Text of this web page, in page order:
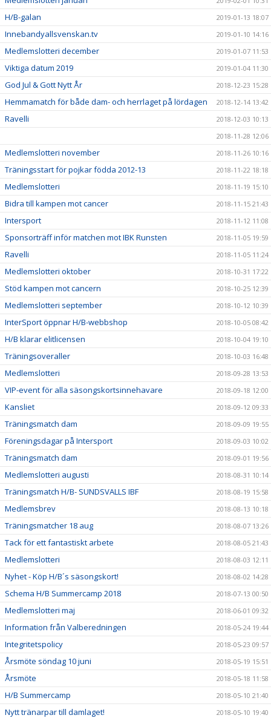
H/B-galan 2019-01-13 18:07
Innebandyallsvenskan.tv 2019-01-10 14:16
Medlemslotteri december 2019-01-07 11:53
Viktiga datum 2019 2019-01-04 11:30
God Jul & Gott Nytt År 2018-12-23 15:28
Hemmamatch för både dam- och herrlaget på lördagen 2018-12-14 13:42
Ravelli
2018-12-03 10:13
2018-11-28 12:06
Medlemslotteri november 2018-11-26 10:16
Träningsstart för pojkar födda 2012-13 2018-11-22 18:18
Medlemslotteri 2018-11-19 15:10
Bidra till kampen mot cancer 2018-11-15 21:43
Intersport 2018-11-12 11:08
Sponsorträff inför matchen mot IBK Runsten 2018-11-05 19:59
Ravelli 2018-11-05 11:24
Medlemslotteri oktober 2018-10-31 17:22
Stöd kampen mot cancern 2018-10-25 12:39
Medlemslotteri september 2018-10-12 10:39
InterSport öppnar H/B-webbshop 2018-10-05 08:42
H/B klarar elitlicensen 2018-10-04 19:10
Träningsoveraller 2018-10-03 16:48
Medlemslotteri 2018-09-28 13:53
VIP-event för alla säsongskortsinnehavare 2018-09-18 12:00
Kansliet 2018-09-12 09:33
Träningsmatch dam 2018-09-09 19:55
Föreningsdagar på Intersport 2018-09-03 10:02
Träningsmatch dam 2018-09-01 19:56
Medlemslotteri augusti 2018-08-31 10:14
Träningsmatch H/B- SUNDSVALLS IBF 2018-08-19 15:58
Medlemsbrev 2018-08-13 10:18
Träningsmatcher 18 aug 2018-08-07 13:26
Tack för ett fantastiskt arbete 2018-08-05 21:43
Medlemslotteri 2018-08-03 12:11
Nyhet - Köp H/B´s säsongskort! 2018-08-02 14:28
Schema H/B Summercamp 2018 2018-07-13 00:50
Medlemslotteri maj 2018-06-01 09:32
Information från Valberedningen 2018-05-24 19:44
Integritetspolicy 2018-05-23 09:57
Årsmöte söndag 10 juni 2018-05-19 15:51
Årsmöte 2018-05-18 11:58
H/B Summercamp 2018-05-10 21:40
Nytt tränarpar till damlaget! 2018-05-10 19:40